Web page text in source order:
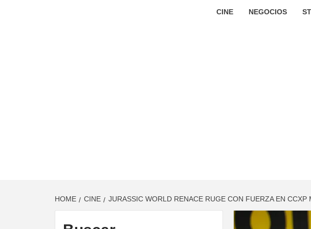
CINE NEGOCIOS
HOME CINE JURASSIC WORLD RENACE RUGE CON FUERZA EN CCXP